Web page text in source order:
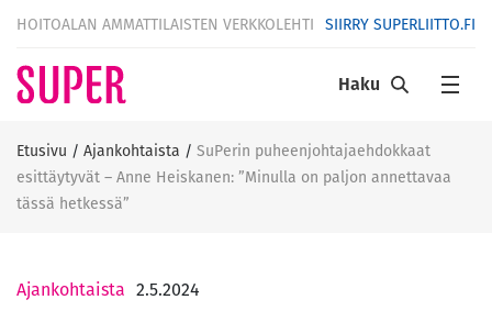
HOITOALAN AMMATTILAISTEN VERKKOLEHTI SIIRRY SUPERLIITTO.FI
Haku
Etusivu / Ajankohtaista / SuPerin puheenjohtajaehdokkaat
esittäytyvät – Anne Heiskanen: ”Minulla on paljon annettavaa
tässä hetkessä”
Ajankohtaista 2.5.2024